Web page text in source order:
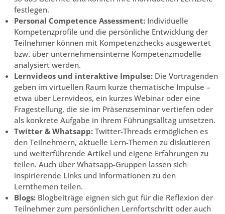
festlegen.
Personal Competence Assessment: Individuelle
Kompetenzprofile und die persönliche Entwicklung der
Teilnehmer können mit Kompetenzchecks ausgewertet
bzw. über unternehmensinterne Kompetenzmodelle
analysiert werden.
Lernvideos und interaktive Impulse: Die Vortragenden
geben im virtuellen Raum kurze thematische Impulse –
etwa über Lernvideos, ein kurzes Webinar oder eine
Fragestellung, die sie im Präsenzseminar vertiefen oder
als konkrete Aufgabe in ihrem Führungsalltag umsetzen.
Twitter & Whatsapp: Twitter-Threads ermöglichen es
den Teilnehmern, aktuelle Lern-Themen zu diskutieren
und weiterführende Artikel und eigene Erfahrungen zu
teilen. Auch über Whatsapp-Gruppen lassen sich
inspirierende Links und Informationen zu den
Lernthemen teilen.
Blogs: Blogbeiträge eignen sich gut für die Reflexion der
Teilnehmer zum persönlichen Lernfortschritt oder auch